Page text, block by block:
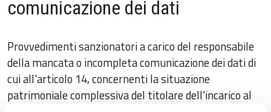
comunicazione dei dati
Provvedimenti sanzionatori a carico del responsabile
della mancata o incompleta comunicazione dei dati di
cui all'articolo 14, concernenti la situazione
patrimoniale complessiva del titolare dell'incarico al